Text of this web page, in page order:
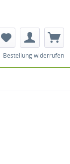
Bestellung widerrufen